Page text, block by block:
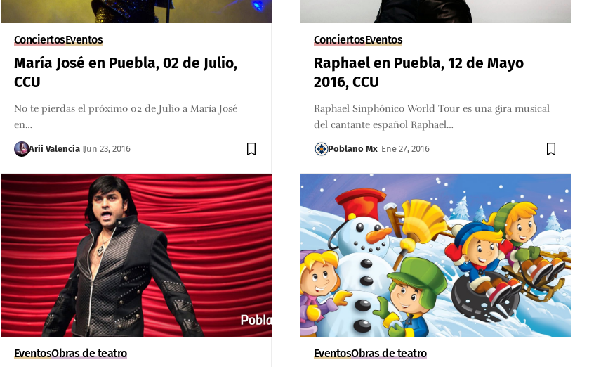
ConciertosEventos
María José en Puebla, 02 de Julio,
CCU
No te pierdas el próximo 02 de Julio a María José
en…
Arii Valencia Jun 23, 2016
ConciertosEventos
Raphael en Puebla, 12 de Mayo
2016, CCU
Raphael Sinphónico World Tour es una gira musical
del cantante español Raphael…
Poblano Mx Ene 27, 2016
EventosObras de teatro EventosObras de teatro